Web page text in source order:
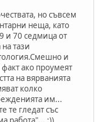
но съвсем
неща, като
и 70 седмица от
тази
и
ако проумеят
на вярванията
колко
им...
те гледат със